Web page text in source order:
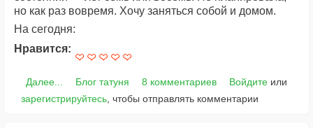
но как раз вовремя. Хочу заняться собой и домом.
На сегодня:
Нравится:
Далее... Блог татуня 8 комментариев Войдитеили
зарегистрируйтесь , чтобы отправлять комментарии